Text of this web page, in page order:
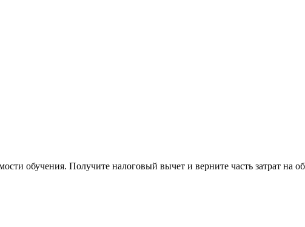
обучения. Получите налоговый вычет и верните часть затрат на